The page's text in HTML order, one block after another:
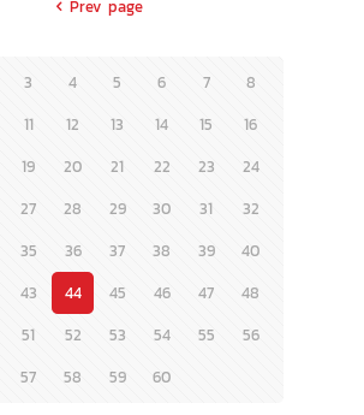
Prev page
3 4 5 6 7
8
11 12 13 14 15
16
19 20 21 22 23
24
27 28 29 30 31
32
35 36 37 38 39
40
43 44 45 46 47
48
51 52 53 54 55
56
57
58 59 60